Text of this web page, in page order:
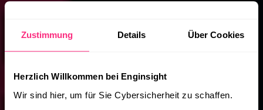
Zustimmung Details Über Cookies
Herzlich Willkommen bei Enginsight
Wir sind hier, um für Sie Cybersicherheit zu schaffen.